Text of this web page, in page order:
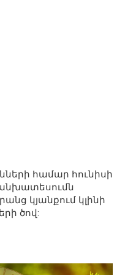
համար հունիսի
կյանքում կլինի
ծով: